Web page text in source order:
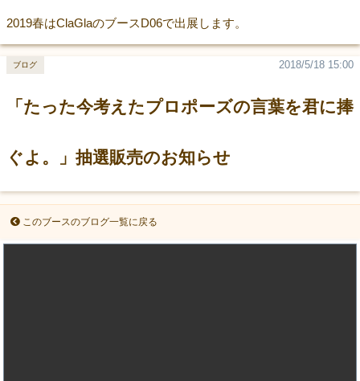
2019春はClaGlaのブースD06で出展します。
「たった今考えたプロポーズの言葉を君に捧
ぐよ。」抽選販売のお知らせ
2018/5/18 15:00
ブログ
このブースのブログ一覧に戻る